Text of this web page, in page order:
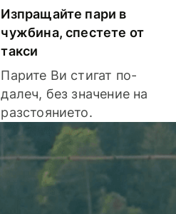
Изпращайте пари в
чужбина, спестете от
такси
Парите Ви стигат по-
далеч, без значение на
разстоянието.